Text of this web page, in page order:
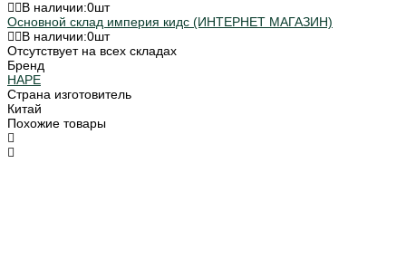
В наличии:0шт
Основной склад империя кидс (ИНТЕРНЕТ МАГАЗИН)
В наличии:0шт
Отсутствует на всех складах
Бренд
HAPE
Страна изготовитель
Китай
Похожие товары